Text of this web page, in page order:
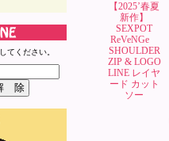
てください。
【2025’春夏
新作】
SEXPOT
ReVeNGe
SHOULDER
ZIP & LOGO
LINE レイヤ
ード カット
ソー